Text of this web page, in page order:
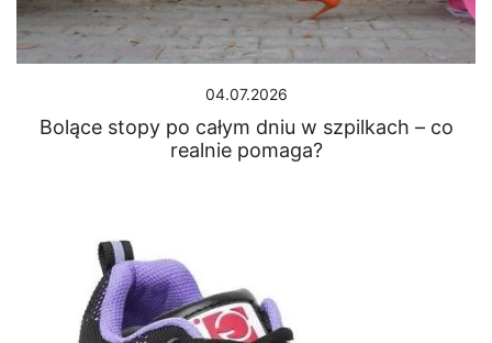
04.07.2026
Bolące stopy po całym dniu w szpilkach – co
realnie pomaga?